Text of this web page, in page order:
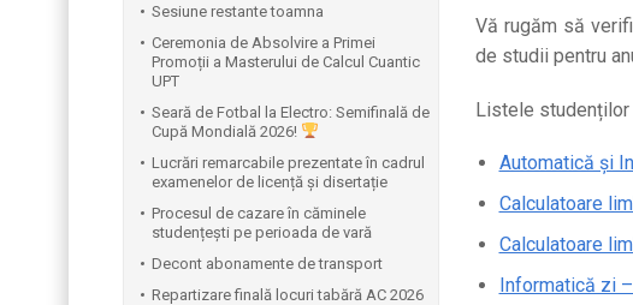
Vă rugăm să
de studii pentru
Listele
Automatică și
Calculatoare
Calculatoare
Informatică zi
Sesiune restante toamna
Ceremonia de Absolvire a Primei
Promoții a Masterului de Calcul Cuantic
UPT
⁠Seară de Fotbal la Electro: Semifinală de
Cupă Mondială 2026!
Lucrări remarcabile prezentate în cadrul
examenelor de licență și disertație
Procesul de cazare în căminele
studențești pe perioada de vară
Decont abonamente de transport
Repartizare finală locuri tabără AC 2026